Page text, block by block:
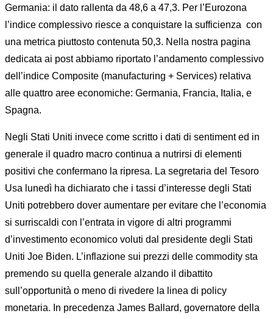
Germania: il dato rallenta da 48,6 a 47,3. Per l’Eurozona
l’indice complessivo riesce a conquistare la sufficienza con
una metrica piuttosto contenuta 50,3. Nella nostra pagina
dedicata ai post abbiamo riportato l’andamento complessivo
dell’indice Composite (manufacturing + Services) relativa
alle quattro aree economiche: Germania, Francia, Italia, e
Spagna.
Negli Stati Uniti invece come scritto i dati di sentiment ed in
generale il quadro macro continua a nutrirsi di elementi
positivi che confermano la ripresa. La segretaria del Tesoro
Usa lunedì ha dichiarato che i tassi d’interesse degli Stati
Uniti potrebbero dover aumentare per evitare che l’economia
si surriscaldi con l’entrata in vigore di altri programmi
d’investimento economico voluti dal presidente degli Stati
Uniti Joe Biden. L’inflazione sui prezzi delle commodity sta
premendo su quella generale alzando il dibattito
sull’opportunità o meno di rivedere la linea di policy
monetaria. In precedenza James Ballard, governatore della